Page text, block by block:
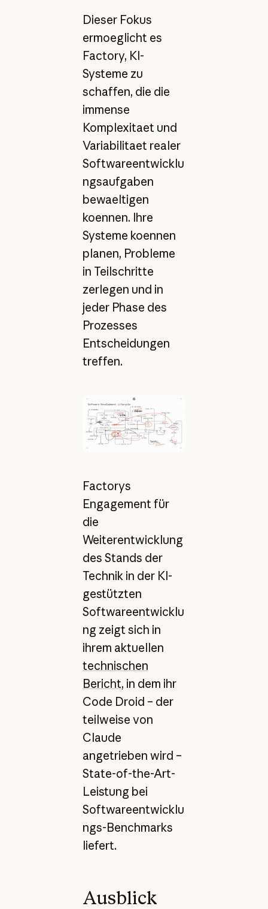
Dieser Fokus
ermoeglicht es
Factory, KI-
Systeme zu
schaffen, die die
immense
Komplexitaet und
Variabilitaet realer
Softwareentwicklu
ngsaufgaben
bewaeltigen
koennen. Ihre
Systeme koennen
planen, Probleme
in Teilschritte
zerlegen und in
jeder Phase des
Prozesses
Entscheidungen
treffen.
Factorys
Engagement für
die
Weiterentwicklung
des Stands der
Technik in der KI-
gestützten
Softwareentwicklu
ng zeigt sich in
ihrem aktuellen
technischen
Bericht, in dem ihr
Code Droid – der
teilweise von
Claude
angetrieben wird –
State-of-the-Art-
Leistung bei
Softwareentwicklu
ngs-Benchmarks
liefert.
Ausblick